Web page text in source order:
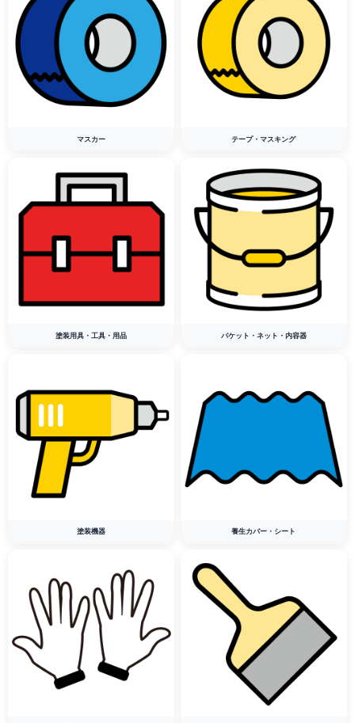
マスカー テープ・マスキング
塗装用具・工具・用品 バケット・ネット・内容器
塗装機器 養生カバー・シート